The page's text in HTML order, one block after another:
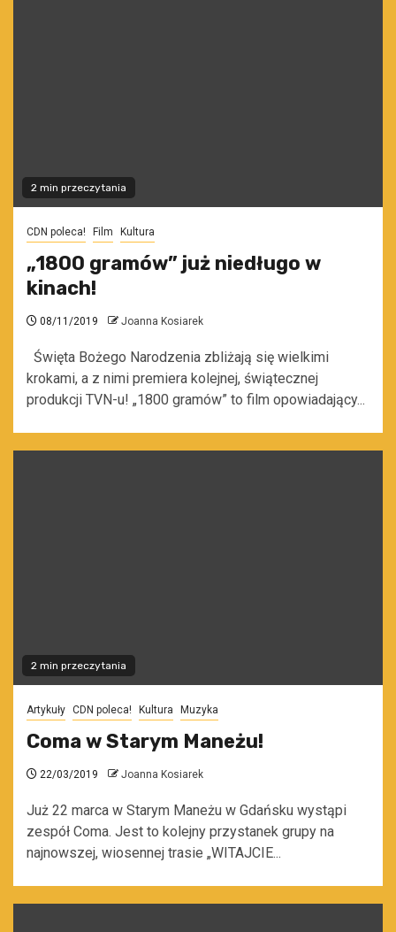
2 min przeczytania
CDN poleca! Film Kultura
„1800 gramów” już niedługo w
kinach!
08/11/2019 Joanna Kosiarek
Święta Bożego Narodzenia zbliżają się wielkimi
krokami, a z nimi premiera kolejnej, świątecznej
produkcji TVN-u! „1800 gramów” to film opowiadający...
2 min przeczytania
Artykuły CDN poleca! Kultura Muzyka
Coma w Starym Maneżu!
22/03/2019 Joanna Kosiarek
Już 22 marca w Starym Maneżu w Gdańsku wystąpi
zespół Coma. Jest to kolejny przystanek grupy na
najnowszej, wiosennej trasie „WITAJCIE...